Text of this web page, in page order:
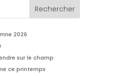
2026
sur le champ
ce printemps